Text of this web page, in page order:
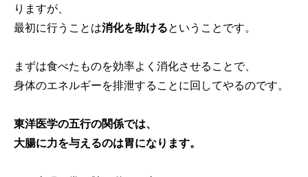
りますが、
最初に行うことは消化を助けるということです。
まずは食べたものを効率よく消化させることで、
身体のエネルギーを排泄することに回してやるのです。
東洋医学の五行の関係では、
大腸に力を与えるのは胃になります。